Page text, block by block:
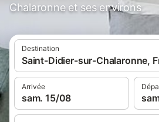
Chalaronne et ses environs
Destination
Saint-Didier-sur-Chalaronne,
Arrivée
sam. 15/08